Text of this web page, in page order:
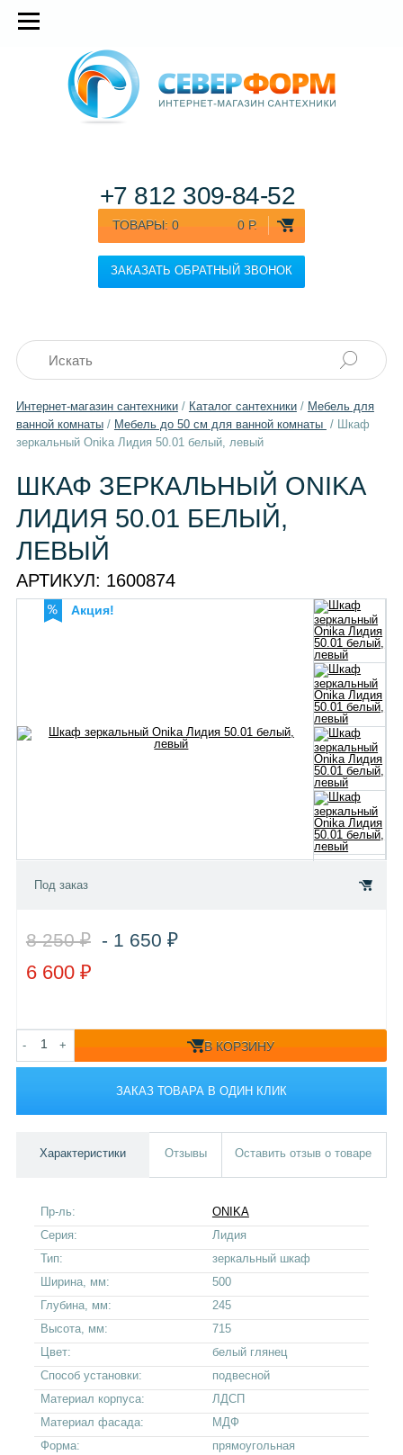
ТОВАРЫ: 0 0 Р.
ЗАКАЗАТЬ ОБРАТНЫЙ ЗВОНОК
+7 812 309-84-52
Интернет-магазин сантехники/ Каталог сантехники/ Мебель для
ванной комнаты/ Мебель до 50 см для ванной комнаты / Шкаф
зеркальный Onika Лидия 50.01 белый, левый
ШКАФ ЗЕРКАЛЬНЫЙ ONIKA
ЛИДИЯ 50.01 БЕЛЫЙ,
ЛЕВЫЙ
АРТИКУЛ: 1600874
Акция!
Под заказ
8 250 ₽ - 1 650 ₽
6 600 ₽
- + В КОРЗИНУ
ЗАКАЗ ТОВАРА В ОДИН КЛИК
Характеристики Отзывы Оставить отзыв о товаре
Пр-ль:
ONIKA
Серия:
Лидия
Тип:
зеркальный шкаф
Ширина, мм:
500
Глубина, мм:
245
Высота, мм:
715
Цвет:
белый глянец
Способ установки:
подвесной
Материал корпуса:
ЛДСП
Материал фасада:
МДФ
Форма:
прямоугольная